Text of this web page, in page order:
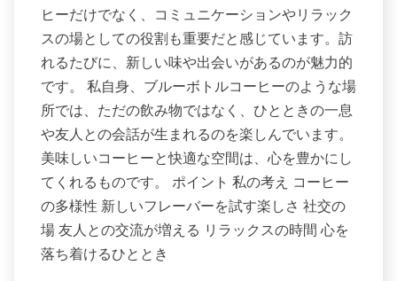
ヒーだけでなく、コミュニケーションやリラック
スの場としての役割も重要だと感じています。訪
れるたびに、新しい味や出会いがあるのが魅力的
です。 私自身、ブルーボトルコーヒーのような場
所では、ただの飲み物ではなく、ひとときの一息
や友人との会話が生まれるのを楽しんでいます。
美味しいコーヒーと快適な空間は、心を豊かにし
てくれるものです。 ポイント 私の考え コーヒー
の多様性 新しいフレーバーを試す楽しさ 社交の
場 友人との交流が増える リラックスの時間 心を
落ち着けるひととき